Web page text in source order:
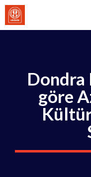
İçeriğe
atla
Dondra
göre